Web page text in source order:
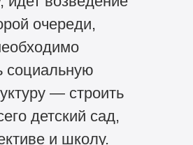
очереди,
социальную
— строить
детский сад,
и школу.